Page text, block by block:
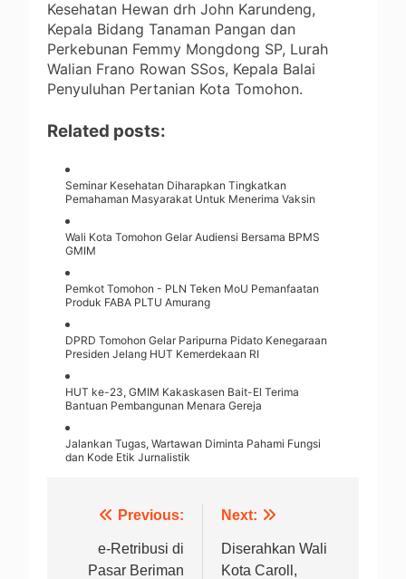
Kesehatan Hewan drh John Karundeng,
Kepala Bidang Tanaman Pangan dan
Perkebunan Femmy Mongdong SP, Lurah
Walian Frano Rowan SSos, Kepala Balai
Penyuluhan Pertanian Kota Tomohon.
Related posts:
Seminar Kesehatan Diharapkan Tingkatkan
Pemahaman Masyarakat Untuk Menerima Vaksin
Wali Kota Tomohon Gelar Audiensi Bersama BPMS
GMIM
Pemkot Tomohon - PLN Teken MoU Pemanfaatan
Produk FABA PLTU Amurang
DPRD Tomohon Gelar Paripurna Pidato Kenegaraan
Presiden Jelang HUT Kemerdekaan RI
HUT ke-23, GMIM Kakaskasen Bait-El Terima
Bantuan Pembangunan Menara Gereja
Jalankan Tugas, Wartawan Diminta Pahami Fungsi
dan Kode Etik Jurnalistik
Navigasi
pos
Previous:
e-Retribusi di
Pasar Beriman
Next:
Diserahkan Wali
Kota Caroll,